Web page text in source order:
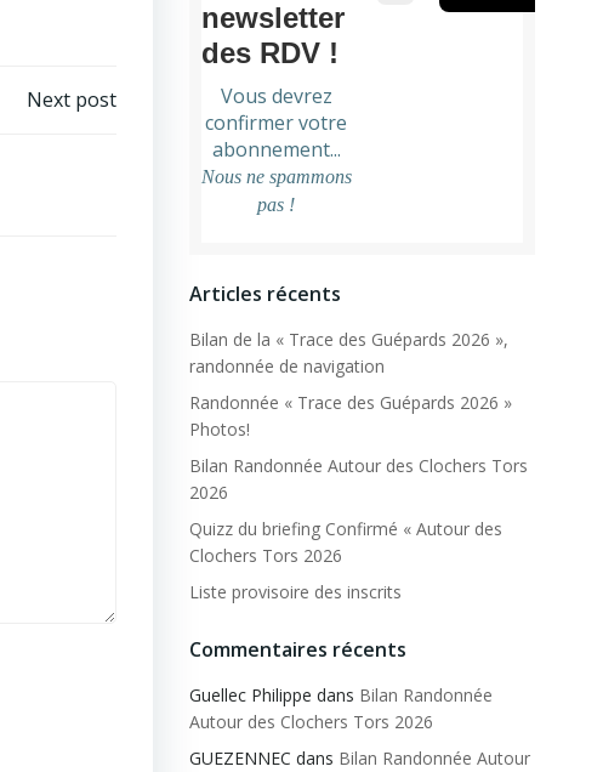
Next post
newsletter
des RDV !
Vous devrez
confirmer votre
abonnement...
Nous ne spammons
pas !
Articles récents
Bilan de la « Trace des Guépards 2026 »,
randonnée de navigation
Randonnée « Trace des Guépards 2026 »
Photos!
Bilan Randonnée Autour des Clochers Tors
2026
Quizz du briefing Confirmé « Autour des
Clochers Tors 2026
Liste provisoire des inscrits
Commentaires récents
Guellec Philippe dans Bilan Randonnée
Autour des Clochers Tors 2026
GUEZENNEC dans Bilan Randonnée Autour